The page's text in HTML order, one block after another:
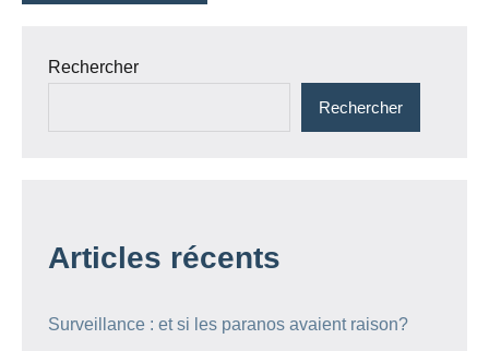
Rechercher
Rechercher
Articles récents
Surveillance : et si les paranos avaient raison?